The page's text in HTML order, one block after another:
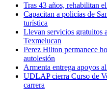
Tras 43 años, rehabilitan
Capacitan a policías de
turística
Llevan servicios gratuitos
Texmelucan
Perez Hilton permanece
autolesión
Armenta entrega apoyos
UDLAP cierra Curso de
carrera